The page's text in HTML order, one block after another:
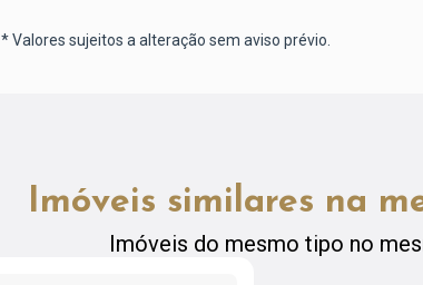
* Valores sujeitos a alteração sem aviso prévio.
Imóveis similares na
Imóveis do mesmo tipo no